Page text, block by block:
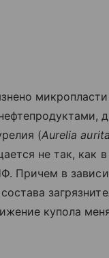
(Aurelia aurita
не так, как
Причем в
купола